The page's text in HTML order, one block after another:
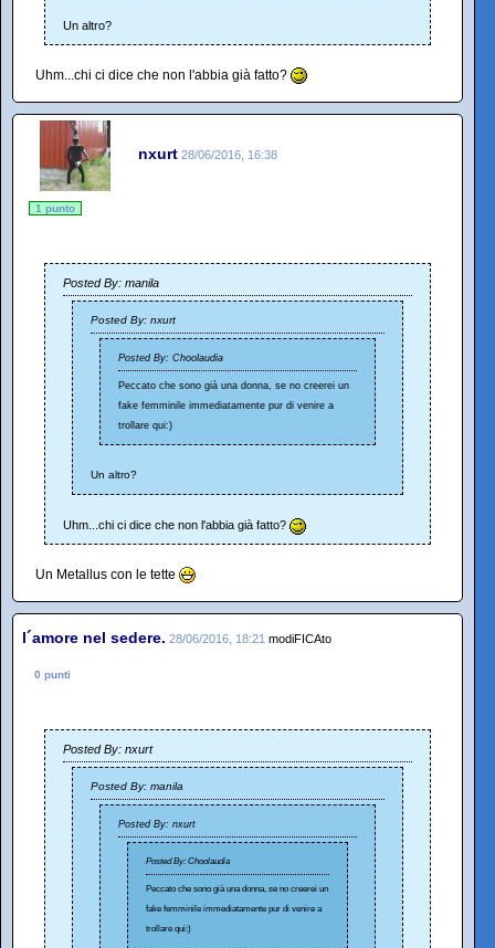
Un altro?
Uhm...chi ci dice che non l'abbia già fatto?
nxurt 28/06/2016, 16:38
1 punto
Posted By: manila
Posted By: nxurt
Posted By: Choolaudia
Peccato che sono già una donna, se no creerei un
fake femminile immediatamente pur di venire a
trollare qui:)
Un altro?
Uhm...chi ci dice che non l'abbia già fatto?
Un Metallus con le tette
l´amore nel sedere. 28/06/2016, 18:21 modiFICAto
0 punti
Posted By: nxurt
Posted By: manila
Posted By: nxurt
Posted By: Choolaudia
Peccato che sono già una donna, se no creerei un
fake femminile immediatamente pur di venire a
trollare qui:)